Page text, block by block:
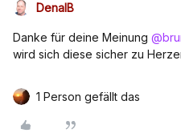
DenalB
Danke für deine Meinung
wird sich diese sicher zu
1 Person gefällt das